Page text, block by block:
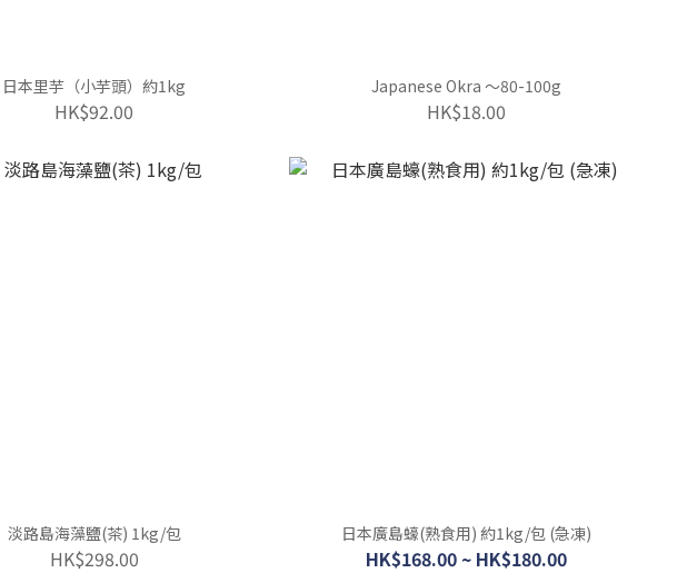
日本里芋（小芋頭）約1kg
HK$92.00
Japanese Okra ～80-100g
HK$18.00
淡路島海藻鹽(茶) 1kg/包
HK$298.00
日本廣島蠔(熟食用) 約1kg/包 (急凍)
HK$168.00 ~ HK$180.00